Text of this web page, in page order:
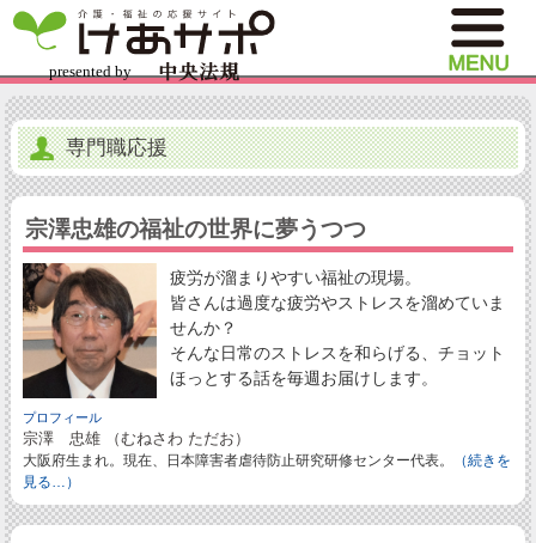
専門職応援
宗澤忠雄の福祉の世界に夢うつつ
疲労が溜まりやすい福祉の現場。
皆さんは過度な疲労やストレスを溜めていま
せんか？
そんな日常のストレスを和らげる、チョット
ほっとする話を毎週お届けします。
プロフィール
宗澤 忠雄 （むねさわ ただお）
大阪府生まれ。現在、日本障害者虐待防止研究研修センター代表。
（続きを
見る…）